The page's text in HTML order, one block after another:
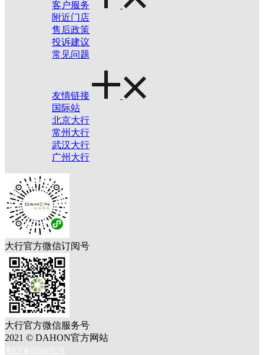
客户服务
附近门店
售后政策
投诉建议
常见问题
友情链接
国际站
北京大行
常州大行
武汉大行
广州大行
大行官方微信订阅号
大行官方微信服务号
2021 © DAHON官方网站
粤ICP备05066762号